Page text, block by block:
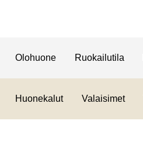
Olohuone Ruokailutila
Huonekalut Valaisimet